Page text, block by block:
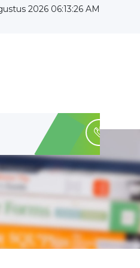
2026 06:13:26 AM